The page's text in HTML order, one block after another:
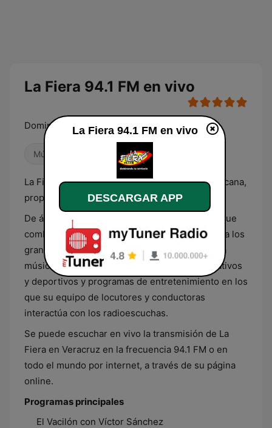
La Fiera 94.1 FM en vivo
Dominando tu territorio
Música mexicana Variado
La Fiera 94.1 FM es una estación de radio mexicana,
propiedad de Grupo Pazos Radio.
De ámbito grupero, ofrece una programación que
combina varios espacios musicales dedicados a los
grandes éxitos del momento y del pasado de la
música regional mexicana, programas informativos
y deportivos y programas de entretenimiento en los
que su equipo de locutores y conductoras
interactúa con los radioescuchas.
Se puede escuchar en vivo la transmisión de La
Fiera en Veracruz en la frecuencia 94.1 FM o en
todo el mundo por internet, a través de su página
online.
Programas principales
El Vacilón con Víctor Sánchez
La Fiera 94.1 FM en vivo
DESCARGAR APP